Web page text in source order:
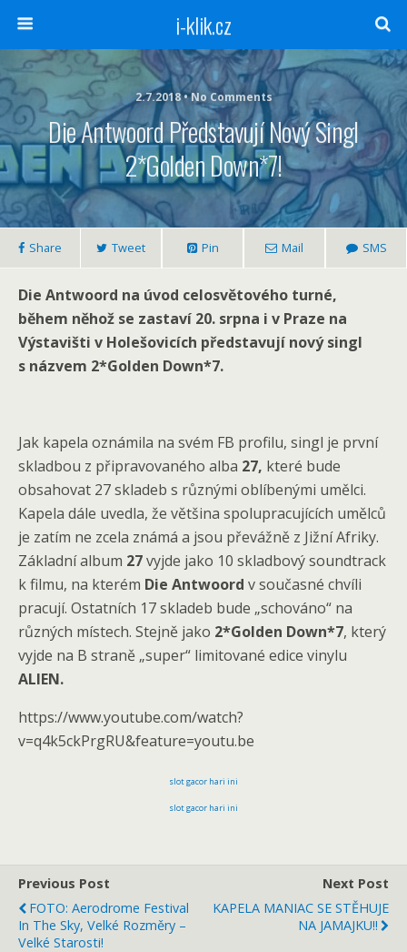
i-klik.cz
2.7.2018 • No Comments
Die Antwoord Představují Nový Singl
2*Golden Down*7!
Share Tweet Pin Mail SMS
Die Antwoord na úvod celosvětového turné,
během něhož se zastaví 20. srpna i v Praze na
Výstavišti v Holešovicích představují nový singl
s názvem 2*Golden Down*7.
Jak kapela oznámila na svém FB profilu, singl je první
skladbou z připravovaného alba 27, které bude
obsahovat 27 skladeb s různými oblíbenými umělci.
Kapela dále uvedla, že většina spolupracujících umělců
je zatím ne zcela známá a jsou převážně z Jižní Afriky.
Základní album 27vyjde jako 10 skladbový soundtrack
k filmu, na kterém Die Antwoord v současné chvíli
pracují. Ostatních 17 skladeb bude „schováno“ na
různých místech. Stejně jako 2*Golden Down*7, který
vyjde na B straně „super“ limitované edice vinylu
ALIEN.
https://www.youtube.com/watch?
v=q4k5ckPrgRU&feature=youtu.be
slot gacor hari ini
slot gacor hari ini
Previous Post
FOTO: Aerodrome Festival
In The Sky, Velké Rozměry –
Velké Starosti!
Next Post
KAPELA MANIAC SE STĚHUJE
NA JAMAJKU!!